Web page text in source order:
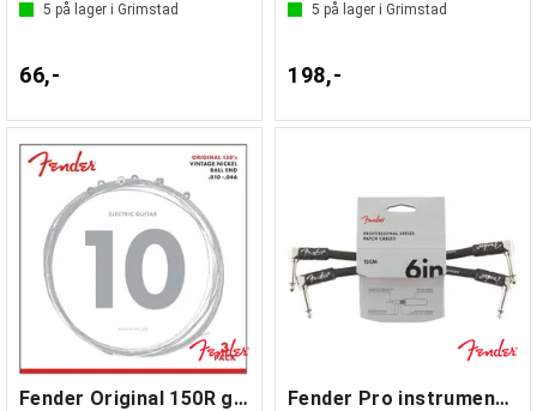
5 på lager i Grimstad
66,-
5 på lager i Grimstad
198,-
Fender Original 150R gitarstrenger 3-pk Fender Pro instrumentkabel 15cm svart